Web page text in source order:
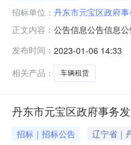
招标单位： 丹东市元宝区政府
正文内容： 公告信息公告信息
做好新型冠状病毒
果公示如下：一、项
发布时间： 2023-01-06 14:33
相关产品：
车辆租赁
丹东市元宝区政府事务
招标｜招标公告 辽宁省｜